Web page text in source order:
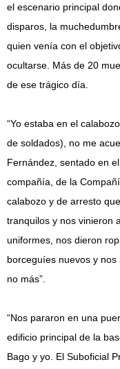
el escenario principal
disparos, la
quien venía con el
ocultarse. Más de 20
de ese trágico día.
“Yo estaba en el
de soldados), no me
Fernández, sentado en
compañía, de la
calabozo y de arresto
tranquilos y nos vinieron
uniformes, nos dieron
borceguíes nuevos y
no más”.
“Nos pararon en una
edificio principal de la
Bago y yo. El Suboficial